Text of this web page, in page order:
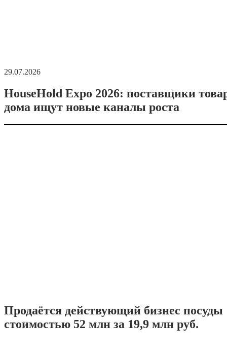
29.07.2026
HouseHold Expo 2026: поставщики
дома ищут новые каналы роста
Продаётся действующий бизнес посуды
стоимостью 52 млн за 19,9 млн руб.